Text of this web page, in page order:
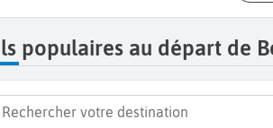
populaires au départ de